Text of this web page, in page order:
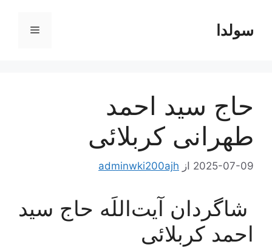
محتواسولدا فهرست
حاج سید احمد
طهرانی کربلائی
2025-07-09 از adminwki200ajh
شاگردان آیت‌اللَه حاج سید
احمد کربلائی